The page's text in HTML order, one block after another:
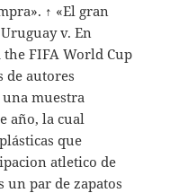
↑ «El gran
v. En
FIFA World Cup
de autores
muestra
año, la cual
que
atletico de
un par de zapatos